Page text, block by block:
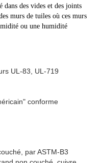
des vides et des joints
murs de tuiles où ces murs
ou une humidité
UL-83, UL-719
conforme
par ASTM-B3